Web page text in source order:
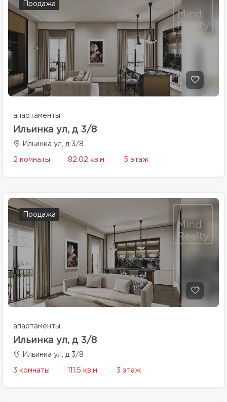
Продажа
апартаменты
Ильинка ул, д 3/8
Ильинка ул, д 3/8
2 комнаты 82.02 кв.м. 5 этаж
Продажа
апартаменты
Ильинка ул, д 3/8
Ильинка ул, д 3/8
3 комнаты 111.5 кв.м. 3 этаж